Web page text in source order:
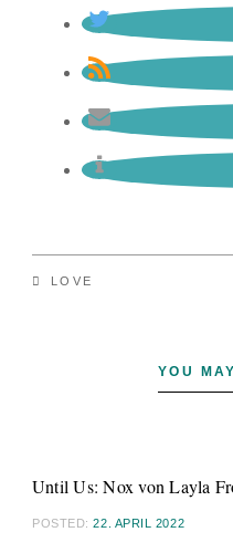
LOVE
YOU
Until Us: Nox von Layla
POSTED:22. APRIL 2022